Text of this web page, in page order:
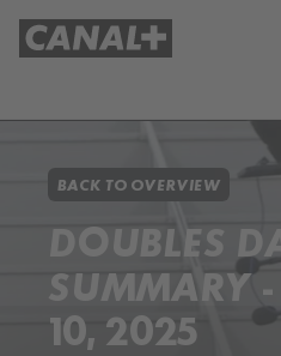
BACK TO OVERVIEW
DOUBLES
SUMMARY -
10, 2025